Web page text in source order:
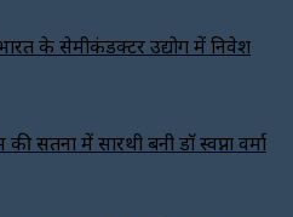
के सेमीकंडक्टर उद्योग में निवेश
सतना में सारथी बनी डाॅ स्वप्ना वर्मा